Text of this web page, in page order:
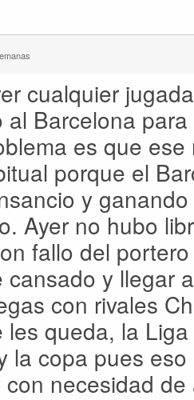
cualquier
Barcelona
es que
porque el
y
Ayer no hubo
fallo del
cansado y llegar
con rivales
les queda, la
la copa pues
necesidad de